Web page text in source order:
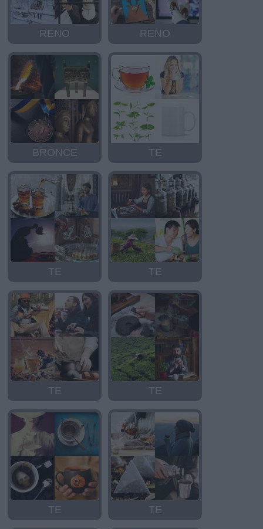
RENO RENO
BRONCE TE
TE TE
TE TE
TE TE